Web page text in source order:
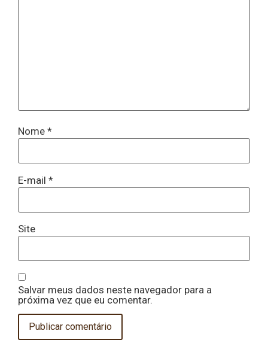
Nome *
E-mail *
Site
Salvar meus dados neste navegador para a
próxima vez que eu comentar.